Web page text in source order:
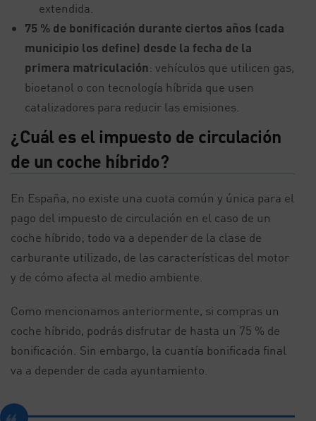
extendida.
75 % de bonificación durante ciertos años (cada
municipio los define) desde la fecha de la
primera matriculación: vehículos que utilicen gas,
bioetanol o con tecnología híbrida que usen
catalizadores para reducir las emisiones.
¿Cuál es el impuesto de circulación
de un coche híbrido?
En España, no existe una cuota común y única para el
pago del impuesto de circulación en el caso de un
coche híbrido; todo va a depender de la clase de
carburante utilizado, de las características del motor
y de cómo afecta al medio ambiente.
Como mencionamos anteriormente, si compras un
coche híbrido, podrás disfrutar de hasta un 75 % de
bonificación. Sin embargo, la cuantía bonificada final
va a depender de cada ayuntamiento.